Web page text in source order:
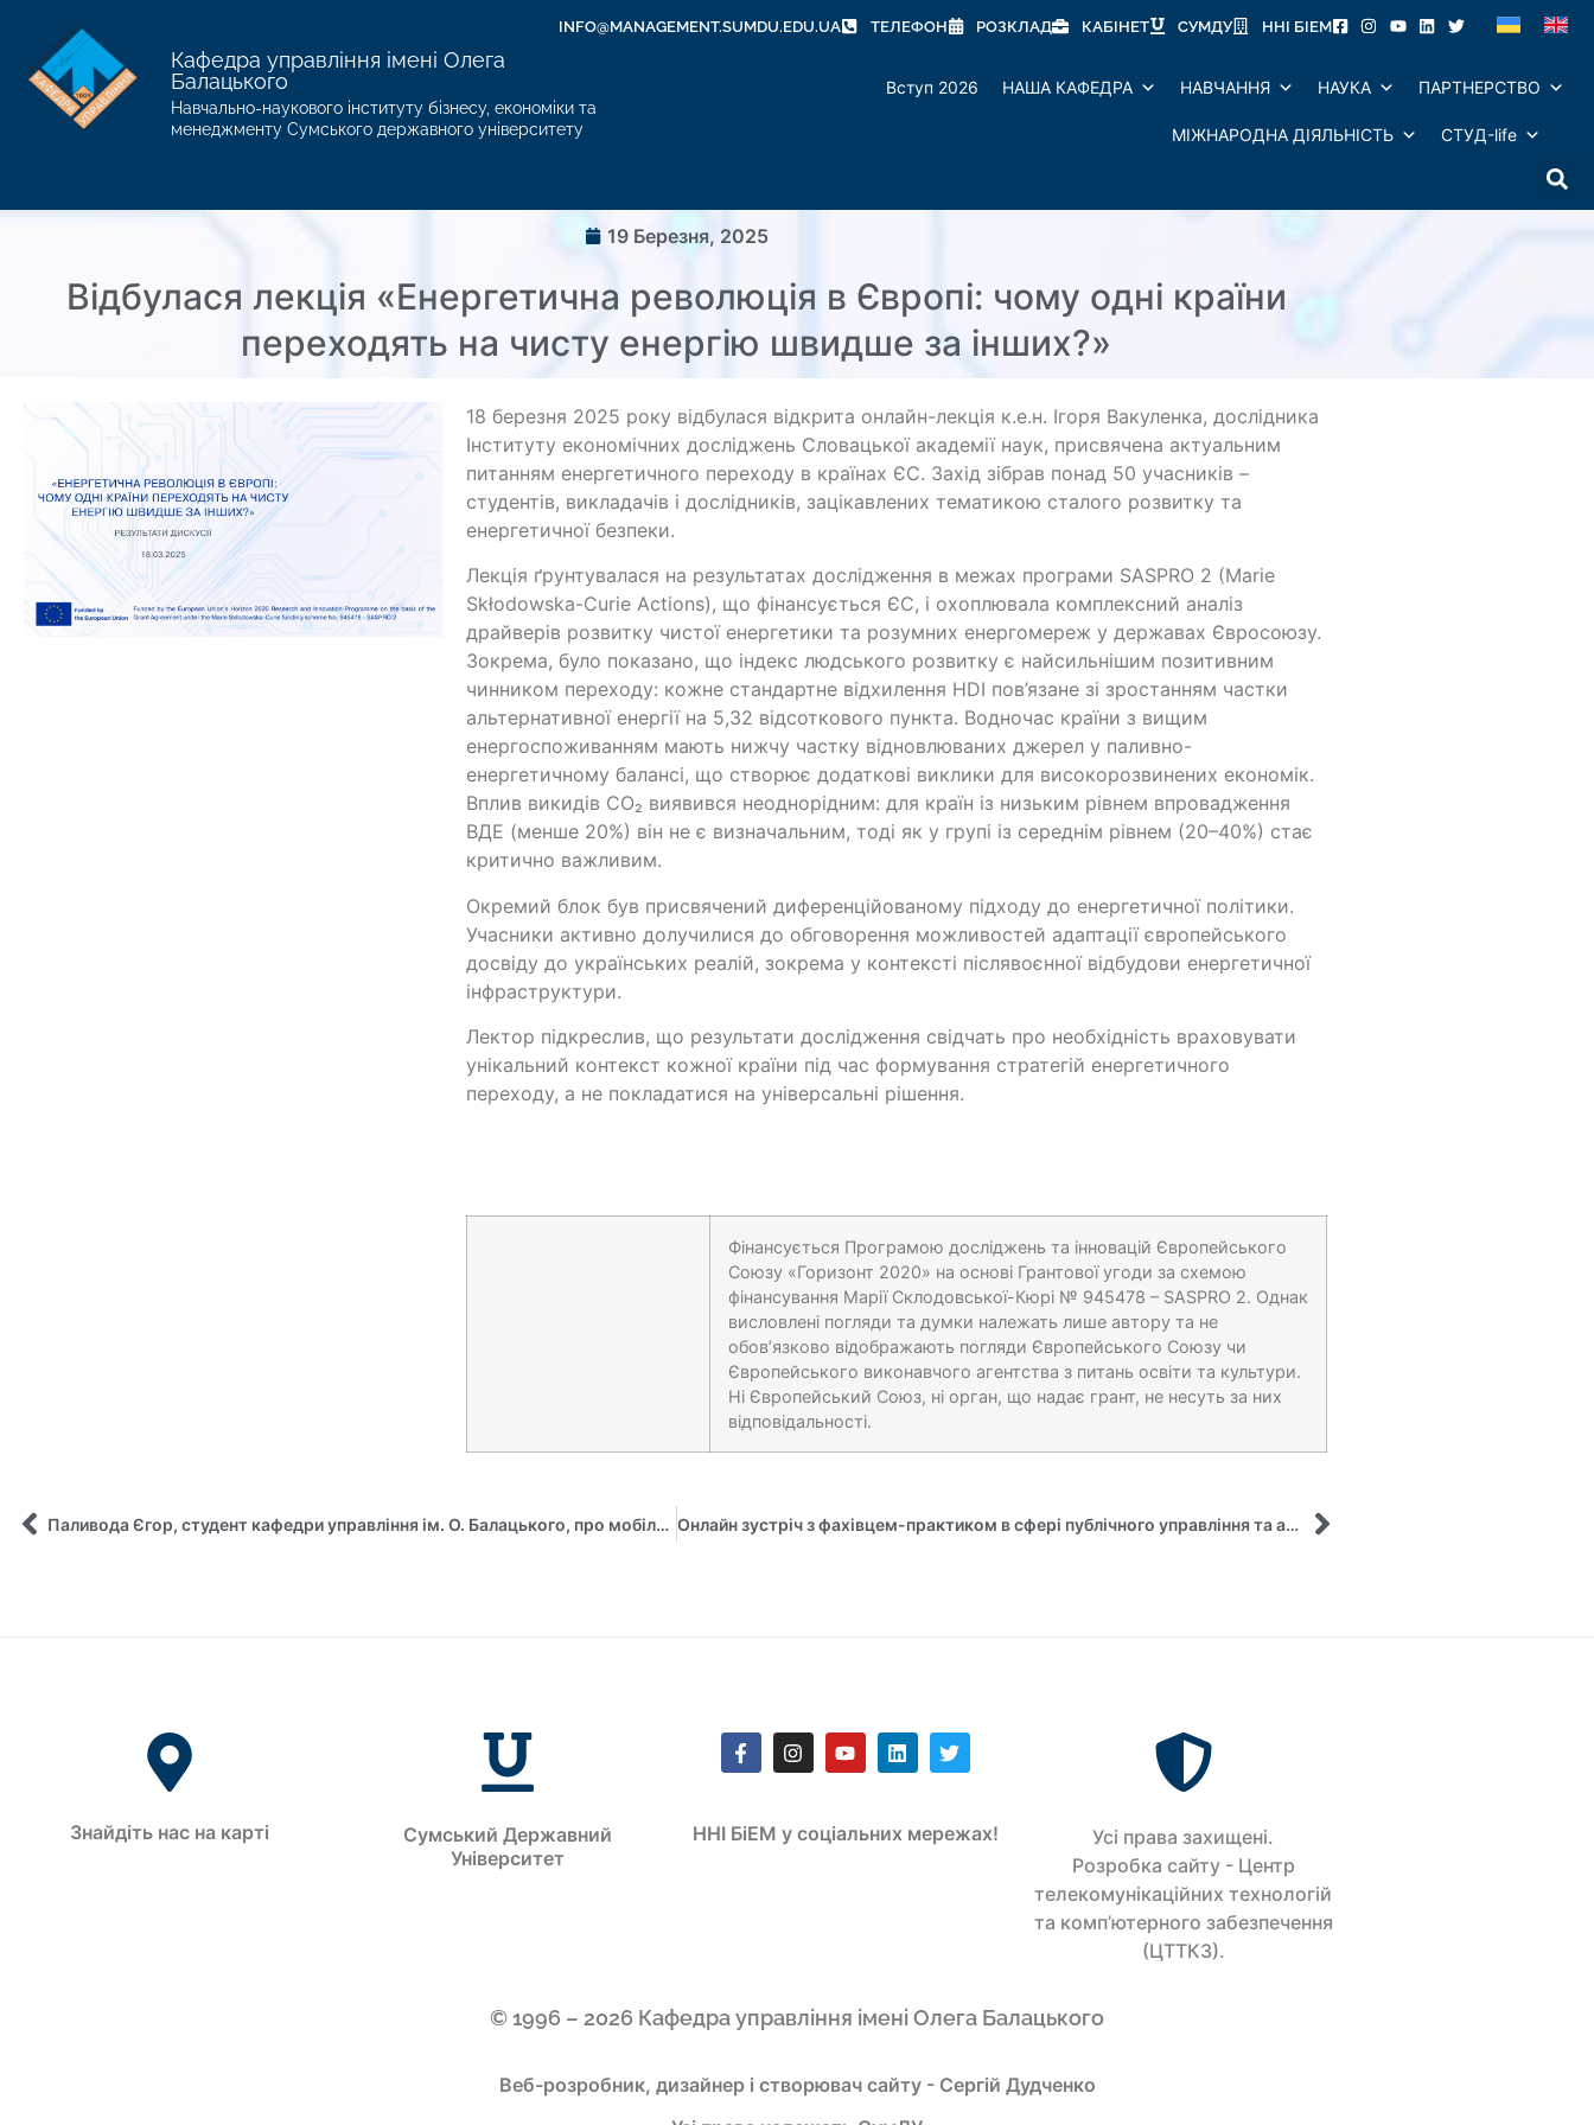
INFO@MANAGEMENT.SUMDU.EDU.UA ТЕЛЕФОН РОЗКЛАД КАБІНЕТ СУМДУ ННІ БІЕМ
Кафедра управління імені Олега
Балацького
Навчально-наукового інституту бізнесу, економіки та
менеджменту Сумського державного університету
Вступ 2026 НАША КАФЕДРА НАВЧАННЯ НАУКА ПАРТНЕРСТВО
МІЖНАРОДНА ДІЯЛЬНІСТЬ СТУД-life
19 Березня, 2025
Відбулася лекція «Енергетична революція в Європі: чому одні країни
переходять на чисту енергію швидше за інших?»
18 березня 2025 року відбулася відкрита онлайн-лекція к.е.н. Ігоря Вакуленка, дослідника
Інституту економічних досліджень Словацької академії наук, присвячена актуальним
питанням енергетичного переходу в країнах ЄС. Захід зібрав понад 50 учасників –
студентів, викладачів і дослідників, зацікавлених тематикою сталого розвитку та
енергетичної безпеки.
Лекція ґрунтувалася на результатах дослідження в межах програми SASPRO 2 (Marie
Skłodowska-Curie Actions), що фінансується ЄС, і охоплювала комплексний аналіз
драйверів розвитку чистої енергетики та розумних енергомереж у державах Євросоюзу.
Зокрема, було показано, що індекс людського розвитку є найсильнішим позитивним
чинником переходу: кожне стандартне відхилення HDI пов’язане зі зростанням частки
альтернативної енергії на 5,32 відсоткового пункта. Водночас країни з вищим
енергоспоживанням мають нижчу частку відновлюваних джерел у паливно-
енергетичному балансі, що створює додаткові виклики для високорозвинених економік.
Вплив викидів CO₂ виявився неоднорідним: для країн із низьким рівнем впровадження
ВДЕ (менше 20%) він не є визначальним, тоді як у групі із середнім рівнем (20–40%) стає
критично важливим.
Окремий блок був присвячений диференційованому підходу до енергетичної політики.
Учасники активно долучилися до обговорення можливостей адаптації європейського
досвіду до українських реалій, зокрема у контексті післявоєнної відбудови енергетичної
інфраструктури.
Лектор підкреслив, що результати дослідження свідчать про необхідність враховувати
унікальний контекст кожної країни під час формування стратегій енергетичного
переходу, а не покладатися на універсальні рішення.
Фінансується Програмою досліджень та інновацій Європейського
Союзу «Горизонт 2020» на основі Грантової угоди за схемою
фінансування Марії Склодовської-Кюрі № 945478 – SASPRO 2. Однак
висловлені погляди та думки належать лише автору та не
обов’язково відображають погляди Європейського Союзу чи
Європейського виконавчого агентства з питань освіти та культури.
Ні Європейський Союз, ні орган, що надає грант, не несуть за них
відповідальності.
Паливода Єгор, студент кафедри управління ім. О. Балацького, про мобільність Erasmus+ у Вроцлавській політехніці Онлайн зустріч з фахівцем-практиком в сфері публічного управління та адміністрування
Знайдіть нас на карті
Сумський Державний
Університет
ННІ БіЕМ у соціальних мережах!
Усi права захищенi.
Розробка сайту - Центр
телекомунікаційних технологій
та комп’ютерного забезпечення
(ЦТТКЗ).
© 1996 – 2026 Кафедра управління імені Олега Балацького
Веб-розробник, дизайнер і створювач сайту - Сергій Дудченко